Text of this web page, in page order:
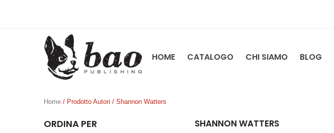
HOME CATALOGO CHI SIAMO BLOG
Home / Prodotto Autori / Shannon Watters
ORDINA PER
SHANNON WATTERS